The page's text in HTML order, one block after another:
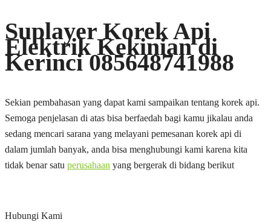
Suplayer Korek Api
Elektrik Kekinian di
Kerinci 085648741988
Sekian pembahasan yang dapat kami sampaikan tentang korek api.
Semoga penjelasan di atas bisa berfaedah bagi kamu jikalau anda
sedang mencari sarana yang melayani pemesanan korek api di
dalam jumlah banyak, anda bisa menghubungi kami karena kita
tidak benar satu perusahaan yang bergerak di bidang berikut
Hubungi Kami